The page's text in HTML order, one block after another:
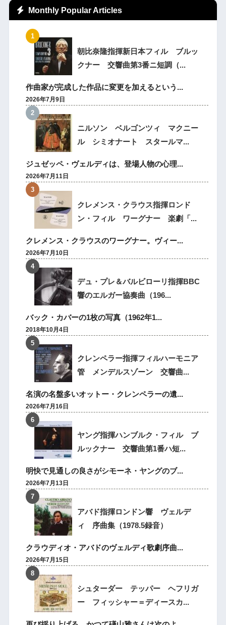
Monthly Popular Articles
朝比奈隆指揮新日本フィル ブルッ
クナー 交響曲第3番ニ短調（...
作曲家が完成した作品に変更を加えるという...
2026年7月9日
ニルソン ベルゴンツィ マクニー
ル シミオナート スタールマ...
ジュゼッペ・ヴェルディは、登場人物の心理...
2026年7月11日
クレメンス・クラウス指揮ロンド
ン・フィル ワーグナー 楽劇「...
クレメンス・クラウスのワーグナー。ヴィー...
2026年7月10日
デュ・プレ＆バルビローリ指揮BBC
響のエルガー協奏曲（196...
バック・カバーの1枚の写真（1962年1...
2018年10月4日
クレンペラー指揮フィルハーモニア
管 メンデルスゾーン 交響曲...
名演の名盤多いオットー・クレンペラーの遺...
2026年7月16日
ヤング指揮ハンブルク・フィル ブ
ルックナー 交響曲第1番ハ短...
明快で見通しの良さがシモーネ・ヤングのブ...
2026年7月13日
アバド指揮ロンドン響 ヴェルデ
ィ 序曲集（1978.5録音）
クラウディオ・アバドのヴェルディ歌劇序曲...
2026年7月15日
シュターダー テッパー ヘフリガ
ー フィッシャー＝ディースカ...